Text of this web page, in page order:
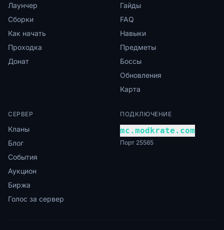
Лаунчер
Сборки
Как начать
Проходка
Донат
Гайды
FAQ
Навыки
Предметы
Боссы
Обновления
Карта
СЕРВЕР
Кланы
Блог
События
Аукцион
Биржа
Голос за сервер
ПОДКЛЮЧЕНИЕ
mc.modkrate.com
Порт 25565